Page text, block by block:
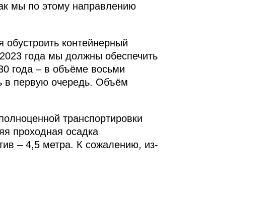
мы по этому направлению
контейнерный
года мы должны обеспечить
года – в объёме восьми
в первую очередь. Объём
транспортировки
проходная осадка
– 4,5 метра. К сожалению, из-